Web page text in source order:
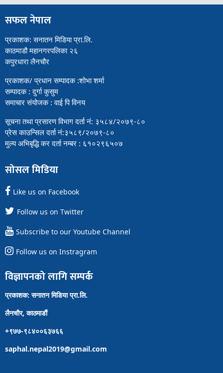
सफल नेपाल
प्रकाशक: सनातन मिडिया प्रा.लि.
काठमाडौ महानगरपलिका २६
कपुरधारा लैनचौर
प्रकाशक/ प्रधान सम्पादक :शोभा शर्मा
सम्पादक : दुर्गा कुसुम
समाचार संयोजक : वाई पि विनय
सूचना तथा प्रसारण विभाग दर्ता नं: ३५८४/२०७९-८०
प्रेस काउन्सिल दर्ता नं:३५८९/२०७९-८०
मुल्य अभिबृद्धि कर दर्ता नम्बर : ६१०२९६५०७
सोसल मिडिया
Like us on Facebook
Follow us on Twitter
Subscribe to our Youtube Channel
Follow us on Instragram
विज्ञापनको लागि सम्पर्क
प्रकाशक: सनातन मिडिया प्रा.लि.
लैनचौर, काठमाडौं
+९७७-९८४००६३७६६
saphal.nepal2019@gmail.com